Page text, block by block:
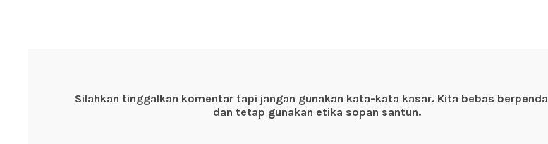
Silahkan tinggalkan komentar tapi jangan gunakan kata-kata kasar. Kita bebas
dan tetap gunakan etika sopan santun.